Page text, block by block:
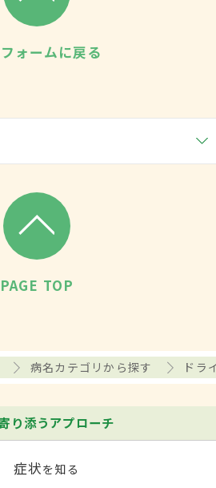
ォームに戻る
PAGE TOP
病名カテゴリから探す ドラ
り添うアプローチ
症状を知る